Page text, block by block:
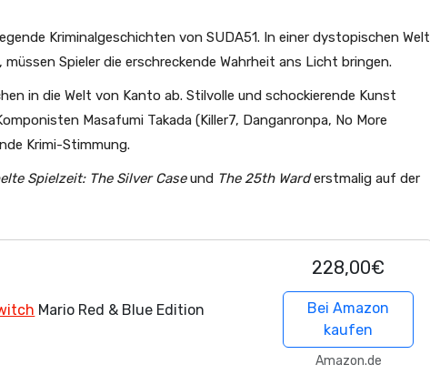
Kriminalgeschichten von SUDA51. In einer dystopischen Welt
Spieler die erschreckende Wahrheit ans Licht bringen.
in die Welt von Kanto ab. Stilvolle und schockierende Kunst
Masafumi Takada (Killer7, Danganronpa, No More
Krimi-Stimmung.
Spielzeit: The Silver Caseund The 25th Warderstmalig auf der
Mario Red & Blue Edition
228,00€
Bei Amazon
kaufen
Amazon.de